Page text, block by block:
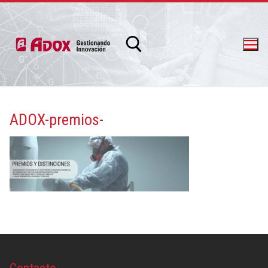
info@adox.com.ar whatsapp: 54 9 11 6230 2470
PRODUCTOS Y SERVICIOS
ADOX-premios-